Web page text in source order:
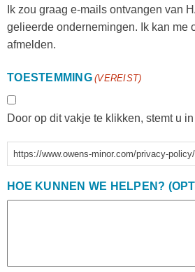
Ik zou graag e-mails ontvangen van
gelieerde ondernemingen. Ik kan me
afmelden.
TOESTEMMING (VEREIST)
Door op dit vakje te klikken, stemt u
https://www.owens-minor.com/privacy-policy/
HOE KUNNEN WE HELPEN?